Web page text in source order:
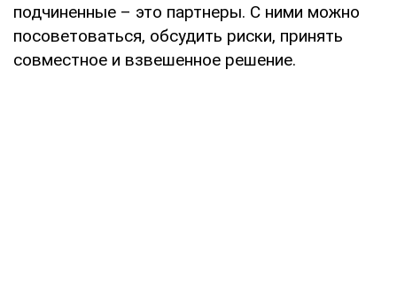
подчиненные – это партнеры. С ними можно
посоветоваться, обсудить риски, принять
совместное и взвешенное решение.